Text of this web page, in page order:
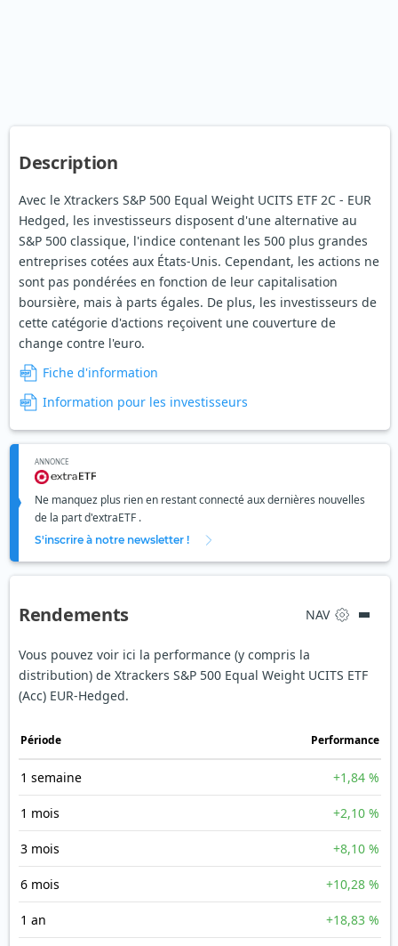
Description
Avec le Xtrackers S&P 500 Equal Weight UCITS ETF 2C - EUR
Hedged, les investisseurs disposent d'une alternative au
S&P 500 classique, l'indice contenant les 500 plus grandes
entreprises cotées aux États-Unis. Cependant, les actions ne
sont pas pondérées en fonction de leur capitalisation
boursière, mais à parts égales. De plus, les investisseurs de
cette catégorie d'actions reçoivent une couverture de
change contre l'euro.
Fiche d'information
Information pour les investisseurs
ANNONCE
Ne manquez plus rien en restant connecté aux dernières nouvelles
de la part d'extraETF .
S'inscrire à notre newsletter !
Rendements NAV
Vous pouvez voir ici la performance (y compris la
distribution) de Xtrackers S&P 500 Equal Weight UCITS ETF
(Acc) EUR-Hedged.
Période Performance
1 semaine +1,84 %
1 mois +2,10 %
3 mois +8,10 %
6 mois +10,28 %
1 an +18,83 %